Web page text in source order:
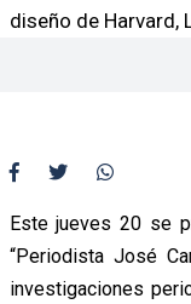
diseño de Harvard,
Este jueves 20 se
“Periodista José
investigaciones